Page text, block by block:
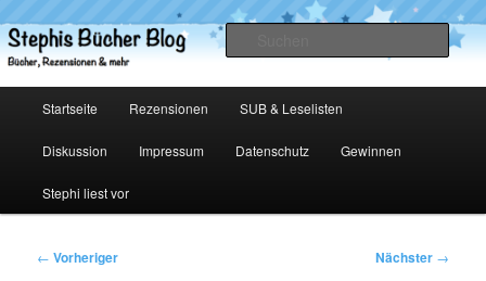
primären
Inhalt
Stephis Bücher Blog
Startseite Rezensionen SUB & Leselisten
Diskussion Impressum Datenschutz Gewinnen
Stephi liest vor
Beitragsnavigation
← Vorheriger Nächster →